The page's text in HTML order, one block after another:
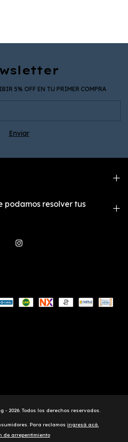
5% OFF EN TU PRIMER COMPRA
podamos resolver tus
- 2026. Todos los derechos reservados.
Para reclamos ingresá acá.
de arrepentimiento